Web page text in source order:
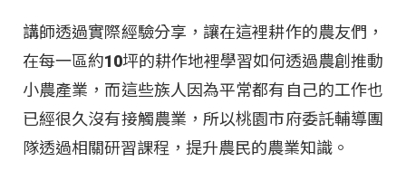
講師透過實際經驗分享，讓在這裡耕作的農友們，
在每一區約10坪的耕作地裡學習如何透過農創推動
小農產業，而這些族人因為平常都有自己的工作也
已經很久沒有接觸農業，所以桃園市府委託輔導團
隊透過相關研習課程，提升農民的農業知識。